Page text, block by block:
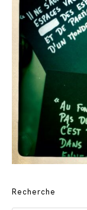
Recherche